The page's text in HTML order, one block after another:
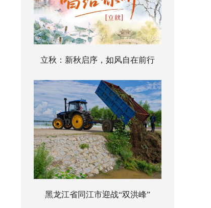
立秋：新秋启序，如风自在前行
黑龙江省同江市迎战“双洪峰”